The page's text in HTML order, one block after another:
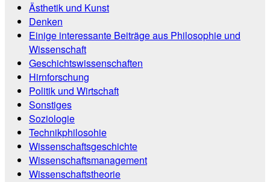
Ästhetik und Kunst
Denken
Einige interessante Beiträge aus Philosophie und
Wissenschaft
Geschichtswissenschaften
Hirnforschung
Politik und Wirtschaft
Sonstiges
Soziologie
Technikphilosohie
Wissenschaftsgeschichte
Wissenschaftsmanagement
Wissenschaftstheorie